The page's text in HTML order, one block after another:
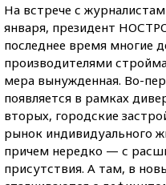
На встрече с
января, президент
последнее время многие
производителями
мера вынужденная. Во-
появляется в рамках
вторых, городские
рынок индивидуального
причем нередко — с
присутствия. А там, в